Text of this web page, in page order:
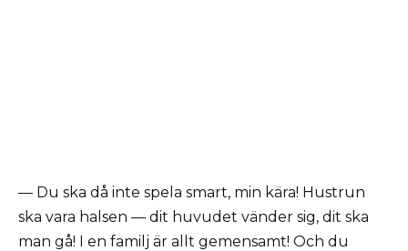
— Du ska då inte spela smart, min kära! Hustrun
ska vara halsen — dit huvudet vänder sig, dit ska
man gå! I en familj är allt gemensamt! Och du